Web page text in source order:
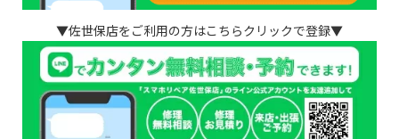
▼佐世保店をご利用の方はこちらクリックで登録▼